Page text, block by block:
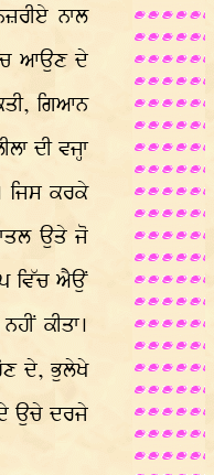
ਨਾਲ
ਆਉਣ ਦੇ
ਗਿਆਨ
ਦੀ ਵਜ੍ਹਾ
ਜਿਸ ਕਰਕੇ
ਉਤੇ ਜੋ
ਵਿੱਚ ਐਉਂ
ਕੀਤਾ।
ਦੇ, ਭੁਲੇਖੇ
ਦੇ ਉਚੇ ਦਰਜੇ